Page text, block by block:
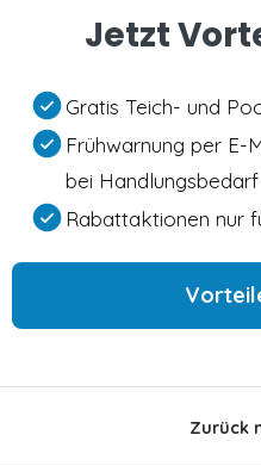
Jetzt
Gratis Teich- und
Frühwarnung per E-
bei Handlungsbedarf
Rabattaktionen nur
Zurück